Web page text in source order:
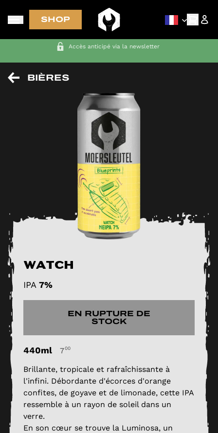
SHOP
LIVRAISON GRATUITE aux Pays-Bas, en Belgique, en Allemagne et
BIÈRES
Watch
IPA 7%
EN RUPTURE DE
STOCK
440ml 700
Brillante, tropicale et rafraîchissante à
l'infini. Débordante d'écorces d'orange
confites, de goyave et de limonade, cette IPA
ressemble à un rayon de soleil dans un
verre.
En son cœur se trouve la Luminosa, un